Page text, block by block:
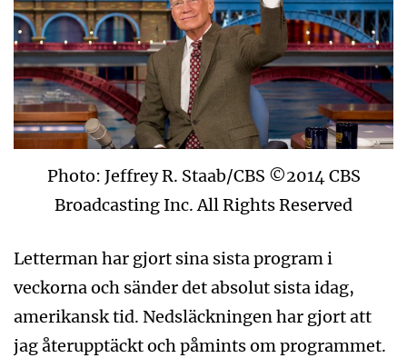
Photo: Jeffrey R. Staab/CBS ©2014 CBS
Broadcasting Inc. All Rights Reserved
Letterman har gjort sina sista program i
veckorna och sänder det absolut sista idag,
amerikansk tid. Nedsläckningen har gjort att
jag återupptäckt och påmints om programmet.